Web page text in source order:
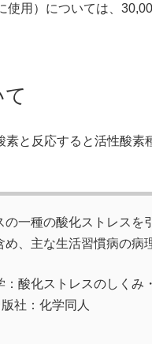
使用）については、
と反応すると活性酸素
一種の酸化ストレスを
、主な生活習慣病の病
：酸化ストレスのしくみ
社：化学同人